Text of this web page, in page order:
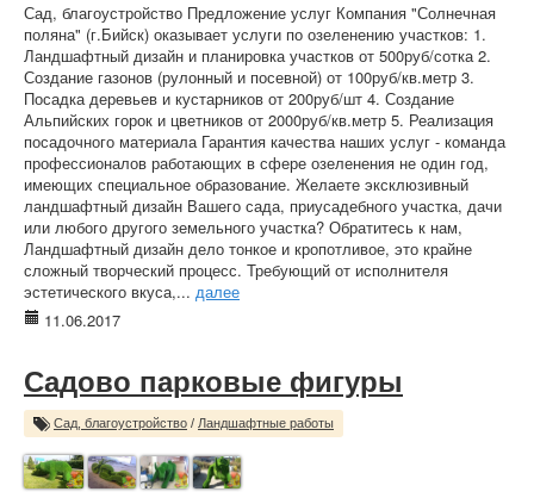
Сад, благоустройство Предложение услуг Компания "Солнечная
поляна" (г.Бийск) оказывает услуги по озеленению участков: 1.
Ландшафтный дизайн и планировка участков от 500руб/сотка 2.
Создание газонов (рулонный и посевной) от 100руб/кв.метр 3.
Посадка деревьев и кустарников от 200руб/шт 4. Создание
Альпийских горок и цветников от 2000руб/кв.метр 5. Реализация
посадочного материала Гарантия качества наших услуг - команда
профессионалов работающих в сфере озеленения не один год,
имеющих специальное образование. Желаете эксклюзивный
ландшафтный дизайн Вашего сада, приусадебного участка, дачи
или любого другого земельного участка? Обратитесь к нам,
Ландшафтный дизайн дело тонкое и кропотливое, это крайне
сложный творческий процесс. Требующий от исполнителя
эстетического вкуса,... далее
11.06.2017
Садово парковые фигуры
Сад, благоустройство / Ландшафтные работы